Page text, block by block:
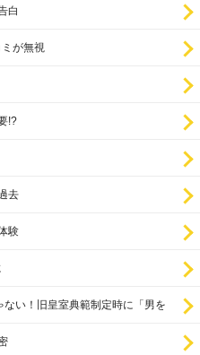
白
が無視
!?
去
験
ない！旧皇室典範制定時に「男を